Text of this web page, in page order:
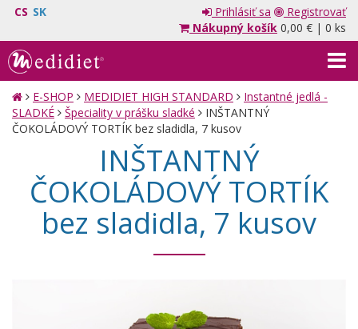
CS SK Prihlásiť sa
Registrovať
Nákupný košík 0,00 €| 0 ks
E-SHOP MEDIDIET HIGH STANDARD
Instantné jedlá -
SLADKÉ
Špeciality v prášku sladké
INŠTANTNÝ
ČOKOLÁDOVÝ TORTÍK bez sladidla, 7 kusov
INŠTANTNÝ
ČOKOLÁDOVÝ TORTÍK
bez sladidla, 7 kusov